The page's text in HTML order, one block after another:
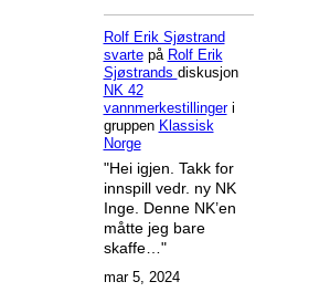
Rolf Erik Sjøstrand
svartepå Rolf Erik
Sjøstrands diskusjon
NK 42
vannmerkestillingeri
gruppen Klassisk
Norge
"Hei igjen. Takk for
innspill vedr. ny NK
Inge. Denne NK’en
måtte jeg bare
skaffe…"
mar 5, 2024